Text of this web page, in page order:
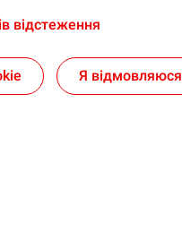
відстеження
Я відмовляюся